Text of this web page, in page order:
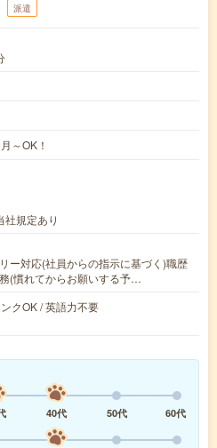
派遣
～OK！
規定あり
ー対応(社員からの指示に基づく)職歴
(慣れてからお願いする予…
クOK / 英語力不要
40代 50代
60代